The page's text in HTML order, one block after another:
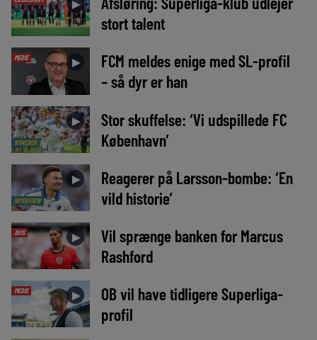
►
stort talent
MEDIE ►
FCM meldes enige med SL-profil
– så dyr er han
NYHEDER
►
Stor skuffelse: ‘Vi udspillede FC
København’
INTERVIEW
►
Reagerer på Larsson-bombe: ‘En
vild historie’
AVIS ►
Vil sprænge banken for Marcus
Rashford
MEDIE ►
OB vil have tidligere Superliga-
profil